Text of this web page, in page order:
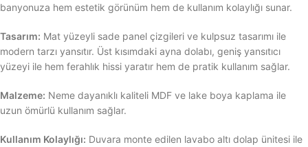
banyonuza hem estetik görünüm hem de kullanım kolaylığı sunar.
Tasarım: Mat yüzeyli sade panel çizgileri ve kulpsuz tasarımı ile
modern tarzı yansıtır. Üst kısımdaki ayna dolabı, geniş yansıtıcı
yüzeyi ile hem ferahlık hissi yaratır hem de pratik kullanım sağlar.
Malzeme: Neme dayanıklı kaliteli MDF ve lake boya kaplama ile
uzun ömürlü kullanım sağlar.
Kullanım Kolaylığı: Duvara monte edilen lavabo altı dolap ünitesi ile